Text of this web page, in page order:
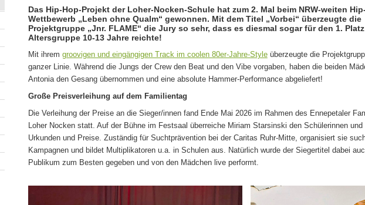
Das Hip-Hop-Projekt der Loher-Nocken-Schule hat zum 2. Mal beim NRW-weiten
Wettbewerb „Leben ohne Qualm“ gewonnen. Mit dem Titel „Vorbei“ überzeugte die
Projektgruppe „Jnr. FLAME“ die Jury so sehr, dass es diesmal sogar für den 1.
Altersgruppe 10-13 Jahre reichte!
Mit ihrem groovigen und eingängigen Track im coolen 80er-Jahre-Styleüberzeugte die
ganzer Linie. Während die Jungs der Crew den Beat und den Vibe vorgaben, haben die beiden
Antonia den Gesang übernommen und eine absolute Hammer-Performance abgeliefert!
Große Preisverleihung auf dem Familientag
Die Verleihung der Preise an die Sieger/innen fand Ende Mai 2026 im Rahmen des Ennepetaler
Loher Nocken statt. Auf der Bühne im Festsaal überreiche Miriam Starsinski den Schülerinnen und
Urkunden und Preise. Zuständig für Suchtprävention bei der Caritas Ruhr-Mitte, organisiert sie
Kampagnen und bildet Multiplikatoren u.a. in Schulen aus. Natürlich wurde der Siegertitel dabei
Publikum zum Besten gegeben und von den Mädchen live performt.